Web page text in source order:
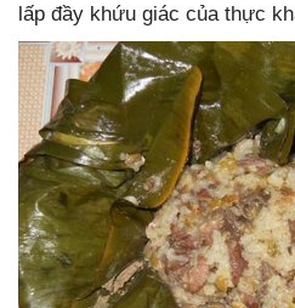
lấp đầy khứu giác của thực